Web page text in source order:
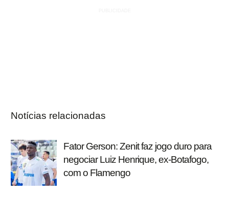
Notícias relacionadas
Fator Gerson: Zenit faz jogo duro para
negociar Luiz Henrique, ex-Botafogo,
com o Flamengo